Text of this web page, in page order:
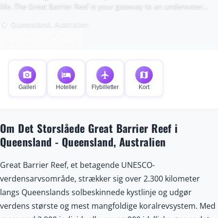
life. The Great Barrier Reef is your gateway to an underwater
place Queensland, Australien
photo_camera
Galleri
hotel
Hoteller
flight
Flybilletter
map
Kort
Om Det Storslåede Great Barrier Reef i
Queensland - Queensland, Australien
Great Barrier Reef, et betagende UNESCO-
verdensarvsområde, strækker sig over 2.300 kilometer
langs Queenslands solbeskinnede kystlinje og udgør
verdens største og mest mangfoldige koralrevsystem. Med